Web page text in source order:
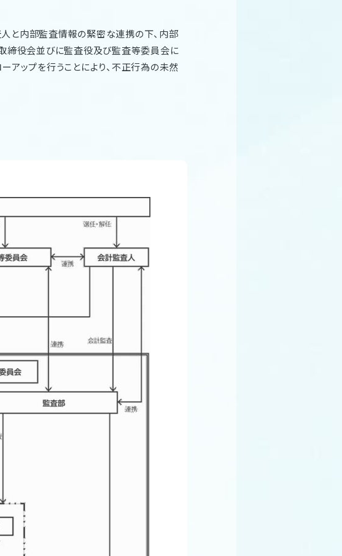
と内部監査情報の緊密な連携の下、内部
締役会並びに監査役及び監査等委員会に
ップを行うことにより、不正行為の未然